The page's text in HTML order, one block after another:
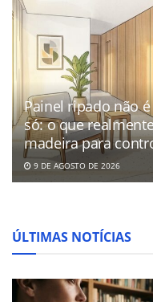
Painel ripado não
só: o que
madeira para
9 DE AGOSTO DE 2026
ÚLTIMAS NOTÍCIAS